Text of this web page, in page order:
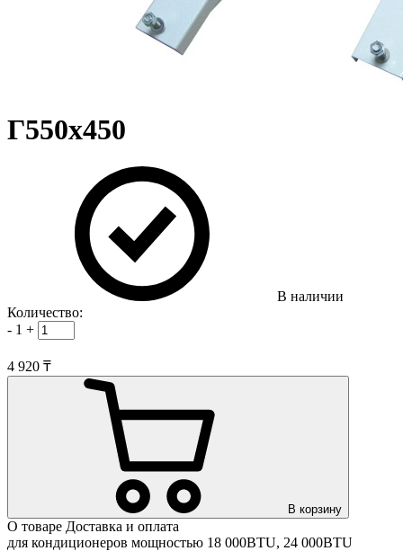
Г550х450
В наличии
Количество:
- 1 +
4 920 ₸
В корзину
О товаре Доставка и оплата
для кондиционеров мощностью 18 000BTU, 24 000BTU